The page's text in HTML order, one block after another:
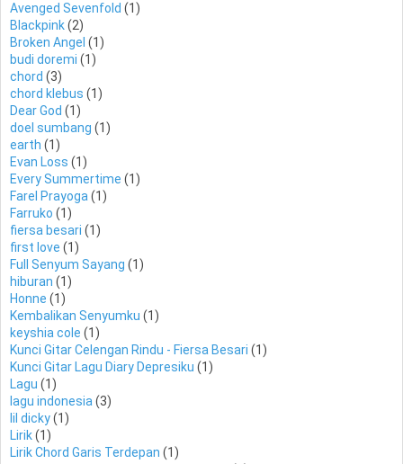
Avenged Sevenfold (1)
Blackpink(2)
Broken Angel (1)
budi doremi (1)
chord (3)
chord klebus (1)
Dear God (1)
doel sumbang (1)
earth (1)
Evan Loss (1)
Every Summertime (1)
Farel Prayoga(1)
Farruko (1)
fiersa besari (1)
first love (1)
Full Senyum Sayang (1)
hiburan (1)
Honne (1)
Kembalikan Senyumku (1)
keyshia cole (1)
Kunci Gitar Celengan Rindu - Fiersa Besari (1)
Kunci Gitar Lagu Diary Depresiku (1)
Lagu (1)
lagu indonesia(3)
lil dicky(1)
Lirik(1)
Lirik Chord Garis Terdepan (1)